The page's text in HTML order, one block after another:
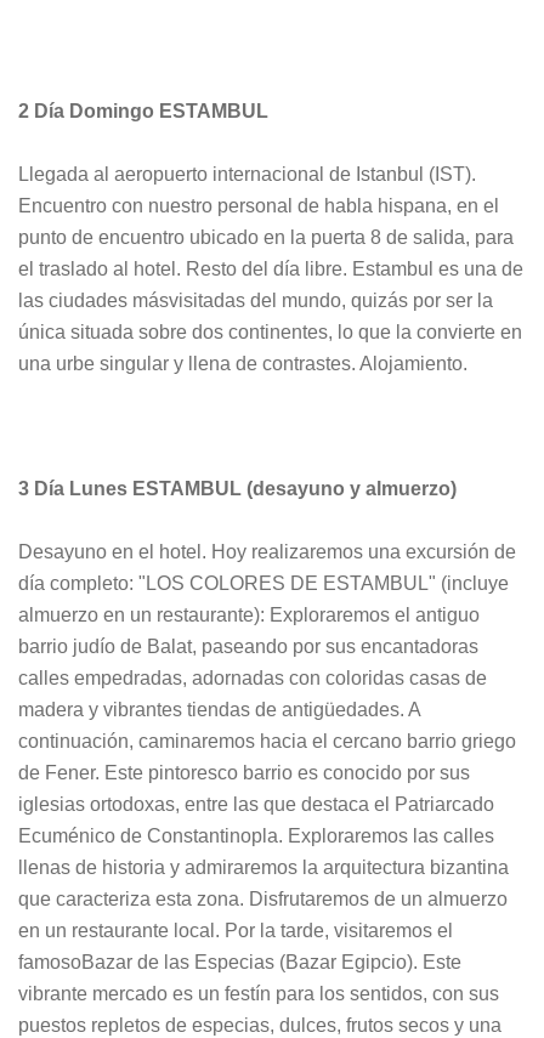
2 Día Domingo ESTAMBUL
Llegada al aeropuerto internacional de Istanbul (IST).
Encuentro con nuestro personal de habla hispana, en el
punto de encuentro ubicado en la puerta 8 de salida, para
el traslado al hotel. Resto del día libre. Estambul es una de
las ciudades másvisitadas del mundo, quizás por ser la
única situada sobre dos continentes, lo que la convierte en
una urbe singular y llena de contrastes. Alojamiento.
3 Día Lunes ESTAMBUL (desayuno y almuerzo)
Desayuno en el hotel. Hoy realizaremos una excursión de
día completo: "LOS COLORES DE ESTAMBUL" (incluye
almuerzo en un restaurante): Exploraremos el antiguo
barrio judío de Balat, paseando por sus encantadoras
calles empedradas, adornadas con coloridas casas de
madera y vibrantes tiendas de antigüedades. A
continuación, caminaremos hacia el cercano barrio griego
de Fener. Este pintoresco barrio es conocido por sus
iglesias ortodoxas, entre las que destaca el Patriarcado
Ecuménico de Constantinopla. Exploraremos las calles
llenas de historia y admiraremos la arquitectura bizantina
que caracteriza esta zona. Disfrutaremos de un almuerzo
en un restaurante local. Por la tarde, visitaremos el
famosoBazar de las Especias (Bazar Egipcio). Este
vibrante mercado es un festín para los sentidos, con sus
puestos repletos de especias, dulces, frutos secos y una